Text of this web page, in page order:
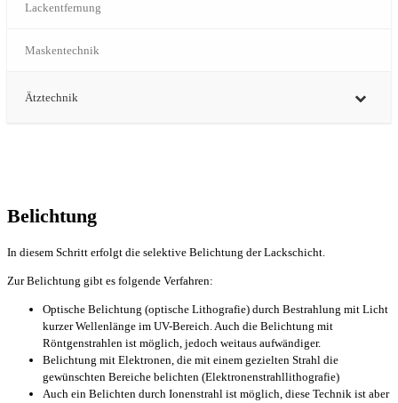
Lackentfernung
Maskentechnik
Ätztechnik
Belichtung
In diesem Schritt erfolgt die selektive Belichtung der Lackschicht.
Zur Belichtung gibt es folgende Verfahren:
Optische Belichtung (optische Lithografie) durch Bestrahlung mit Licht
kurzer Wellenlänge im UV-Bereich. Auch die Belichtung mit
Röntgenstrahlen ist möglich, jedoch weitaus aufwändiger.
Belichtung mit Elektronen, die mit einem gezielten Strahl die
gewünschten Bereiche belichten (Elektronenstrahllithografie)
Auch ein Belichten durch Ionenstrahl ist möglich, diese Technik ist aber